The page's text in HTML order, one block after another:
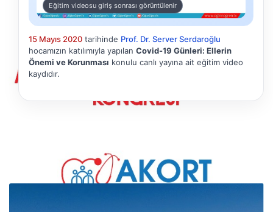
Eğitim videosu giriş sonrası görüntülenir
15 Mayıs 2020 tarihinde Prof. Dr. Server Serdaroğlu
hocamızın katılımıyla yapılan Covid-19 Günleri: Ellerin
Önemi ve Korunması konulu canlı yayına ait eğitim video
kaydıdır.